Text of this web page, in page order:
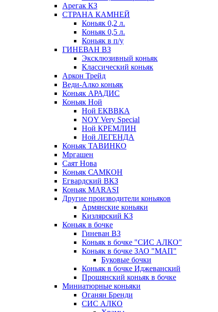
Арегак КЗ
СТРАНА КАМНЕЙ
Коньяк 0,2 л.
Коньяк 0,5 л.
Коньяк в п/у
ГИНЕВАН ВЗ
Эксклюзивный коньяк
Классический коньяк
Аркон Трейд
Веди-Алко коньяк
Коньяк АРАДИС
Коньяк Ной
Ной ЕКВВКА
NOY Very Special
Ной КРЕМЛИН
Ной ЛЕГЕНДА
Коньяк ТАВИНКО
Мргашен
Саят Нова
Коньяк САМКОН
Егвардский ВКЗ
Коньяк MARASI
Другие производители коньяков
Армянские коньяки
Кизлярский КЗ
Коньяк в бочке
Гиневан ВЗ
Коньяк в бочке "СИС АЛКО"
Коньяк в бочке ЗАО "МАП"
Буковые бочки
Коньяк в бочке Иджеванский
Прошянский коньяк в бочке
Миниатюрные коньяки
Оганян Бренди
СИС АЛКО